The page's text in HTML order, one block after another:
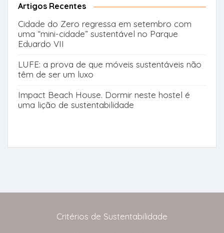
Artigos Recentes
Cidade do Zero regressa em setembro com
uma “mini-cidade” sustentável no Parque
Eduardo VII
LUFE: a prova de que móveis sustentáveis não
têm de ser um luxo
Impact Beach House. Dormir neste hostel é
uma lição de sustentabilidade
Critérios de Sustentabilidade